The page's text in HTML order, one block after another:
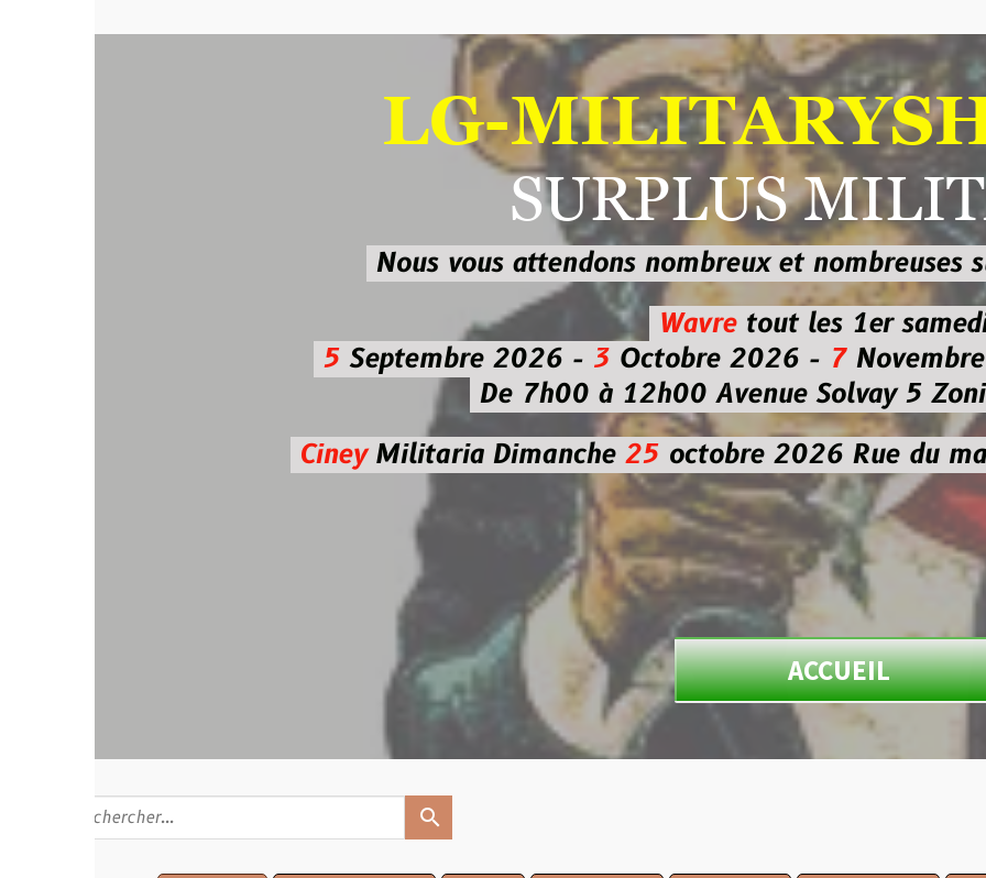
LG-
SURPLUS
Nous vous attendons nombreux et nombreusessur les
Wavre
tout les 1er samedi
Septembre 2026 -3Octobre 2026 - 7Novembre 2026
De 7h00 à 12h00 Avenue Solvay 5 Zoning
MilitariaDimanche25octobre 2026Rue du marché
ACCUEIL